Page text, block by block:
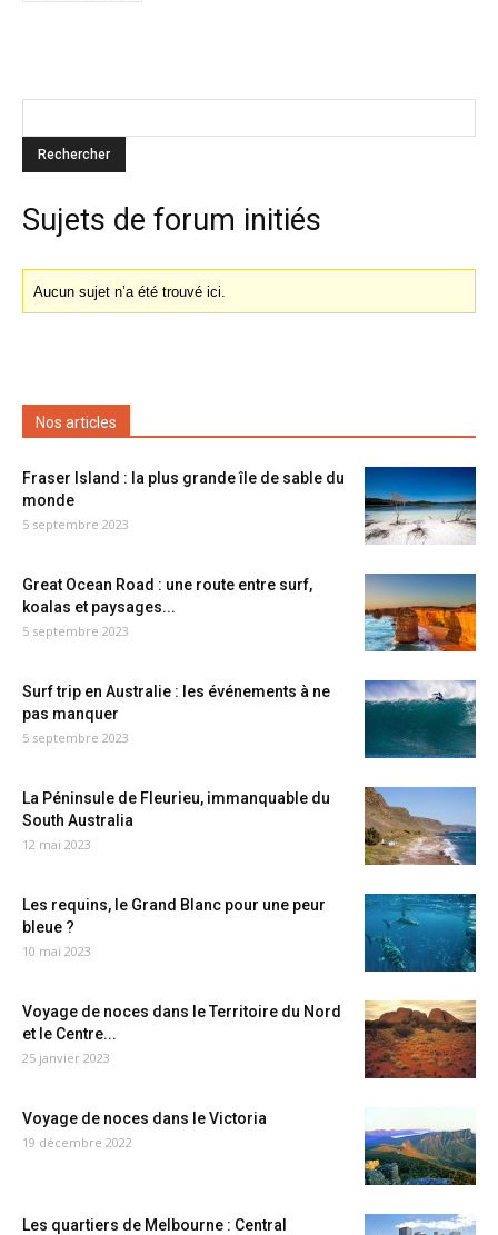
Sujets de forum initiés
Aucun sujet n’a été trouvé ici.
Nos articles
Fraser Island : la plus grande île de sable du
monde
5 septembre 2023
Great Ocean Road : une route entre surf,
koalas et paysages...
5 septembre 2023
Surf trip en Australie : les événements à ne
pas manquer
5 septembre 2023
La Péninsule de Fleurieu, immanquable du
South Australia
12 mai 2023
Les requins, le Grand Blanc pour une peur
bleue ?
10 mai 2023
Voyage de noces dans le Territoire du Nord
et le Centre...
25 janvier 2023
Voyage de noces dans le Victoria
19 décembre 2022
Les quartiers de Melbourne : Central